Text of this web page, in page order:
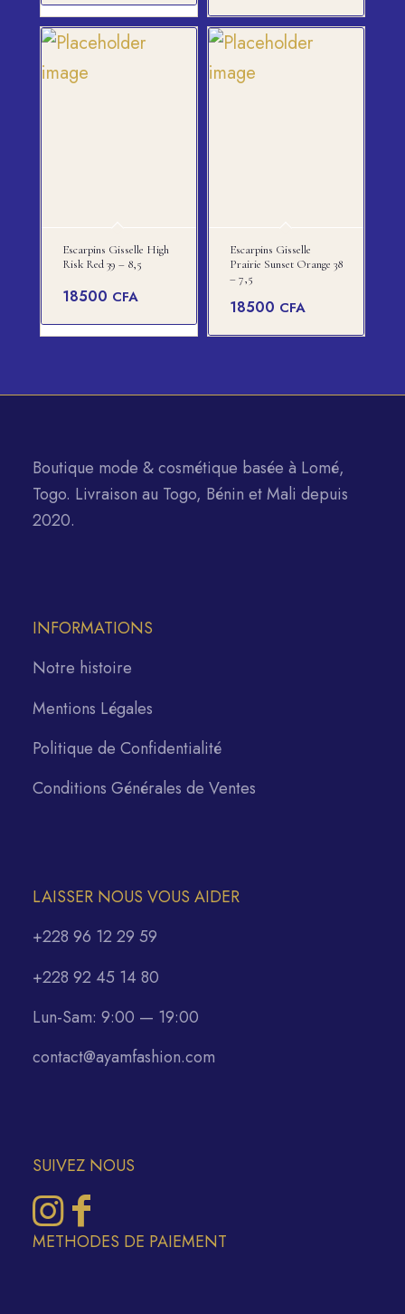
Escarpins Gisselle High
Risk Red 39 – 8,5
18500 CFA
Escarpins Gisselle
Prairie Sunset Orange 38
– 7,5
18500 CFA
Boutique mode & cosmétique basée à Lomé,
Togo. Livraison au Togo, Bénin et Mali depuis
2020.
INFORMATIONS
Notre histoire
Mentions Légales
Politique de Confidentialité
Conditions Générales de Ventes
LAISSER NOUS VOUS AIDER
+228 96 12 29 59
+228 92 45 14 80
Lun-Sam: 9:00 — 19:00
contact@ayamfashion.com
SUIVEZ NOUS
METHODES DE PAIEMENT